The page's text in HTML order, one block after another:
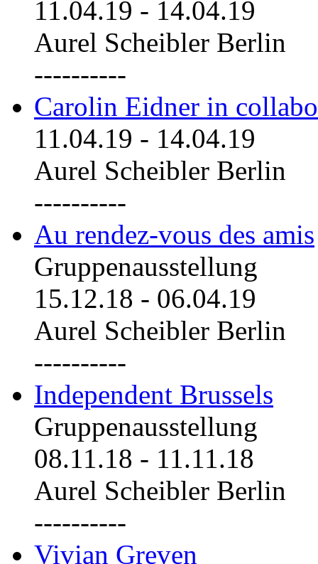
11.04.19 - 14.04.19
Aurel Scheibler Berlin
----------
Carolin Eidner in
11.04.19 - 14.04.19
Aurel Scheibler Berlin
----------
Au rendez-vous des amis
Gruppenausstellung
15.12.18 - 06.04.19
Aurel Scheibler Berlin
----------
Independent Brussels
Gruppenausstellung
08.11.18 - 11.11.18
Aurel Scheibler Berlin
----------
Vivian Greven